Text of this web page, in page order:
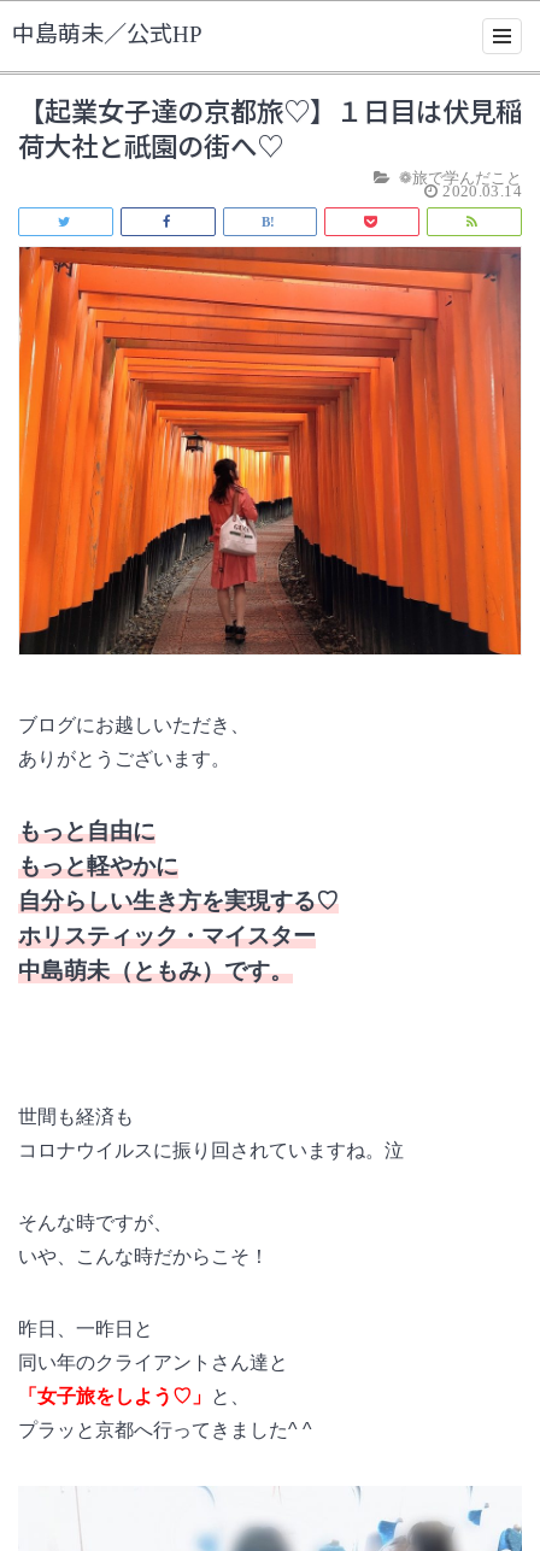
中島萌未／公式HP
【起業女子達の京都旅♡】１日目は伏見稲
荷大社と祇園の街へ♡
❁旅で学んだこと
2020.03.14
ブログにお越しいただき、
ありがとうございます。
もっと自由に
もっと軽やかに
自分らしい生き方を実現する♡
ホリスティック・マイスター
中島萌未（ともみ）です。
世間も経済も
コロナウイルスに振り回されていますね。泣
そんな時ですが、
いや、こんな時だからこそ！
昨日、一昨日と
同い年のクライアントさん達と
「女子旅をしよう♡」 と、
プラッと京都へ行ってきました^ ^